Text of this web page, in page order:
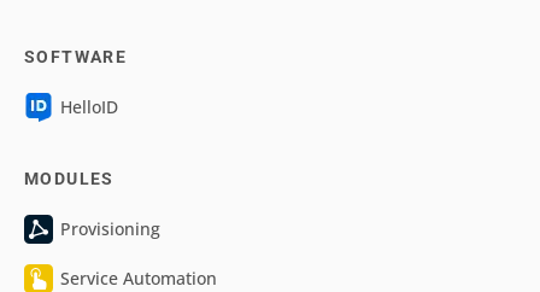
SOFTWARE
HelloID
MODULES
Provisioning
Service Automation